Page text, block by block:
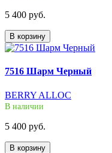
5 400 руб.
В корзину
7516 Шарм Черный
BERRY ALLOC
В наличии
5 400 руб.
В корзину